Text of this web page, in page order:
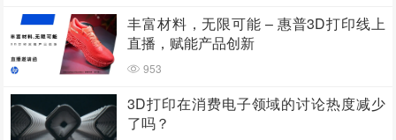
丰富材料，无限可能 – 惠普3D打印线上
直播，赋能产品创新
953
3D打印在消费电子领域的讨论热度减少
了吗？